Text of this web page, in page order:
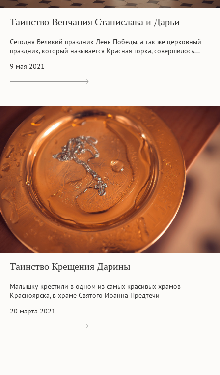
Таинство Венчания Станислава и Дарьи
Сегодня Великий праздник День Победы, а так же церковный
праздник, который называется Красная горка, совершилось...
9 мая 2021
Таинство Крещения Дарины
Малышку крестили в одном из самых красивых храмов
Красноярска, в храме Святого Иоанна Предтечи
20 марта 2021